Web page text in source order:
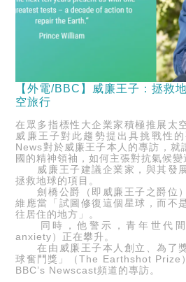
【外電/BBC】威廉王子：拯救
空旅行
在眾多指標性大企業家積極推展太
威廉王子對此趨勢提出具挑戰性
News對於威廉王子本人的專訪，就
國的精神領袖，如何主張對抗氣候變
威廉王子建議企業家，與其發
拯救地球的項目。
劍橋公爵（即威廉王子之爵位
維應當「試圖修復這個星球，而不
往居住的地方」。
同時，他警示，青年世代間
anxiety）正在攀升。
在由威廉王子本人創立、為了
球奮鬥獎」（The Earthshot Prize
BBC’s Newscast頻道的專訪。